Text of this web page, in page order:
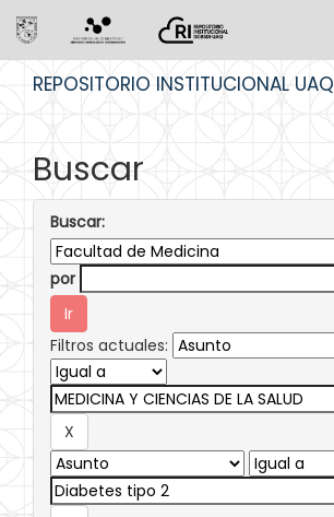
REPOSITORIO INSTITUCIONAL UAQ
Buscar
Buscar:
por
Filtros actuales: